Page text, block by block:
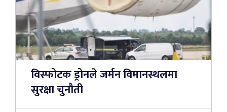
विस्फोटक ड्रोनले जर्मन विमानस्थलमा
सुरक्षा चुनौती